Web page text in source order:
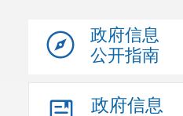
政府信息
公开指南
政府信息